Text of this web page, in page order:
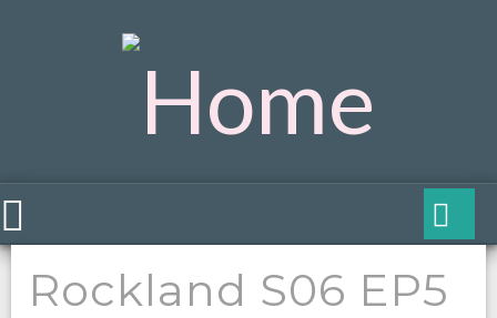
Rockland S06 EP5